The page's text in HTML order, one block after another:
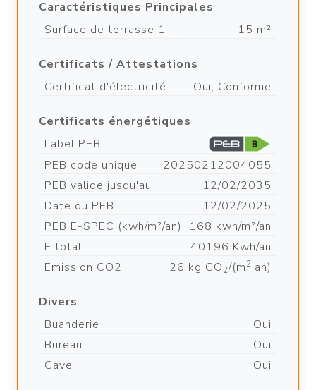
Caractéristiques Principales
Surface de terrasse 1
15 m²
Certificats / Attestations
Certificat d'électricité
Oui, Conforme
Certificats énergétiques
Label PEB
PEB code unique
20250212004055
PEB valide jusqu'au
12/02/2035
Date du PEB
12/02/2025
PEB E-SPEC (kwh/m²/an)
168 kwh/m²/an
E total
40196 Kwh/an
Emission CO2
26 kg CO2/(m2.an)
Divers
Buanderie
Oui
Bureau
Oui
Cave
Oui